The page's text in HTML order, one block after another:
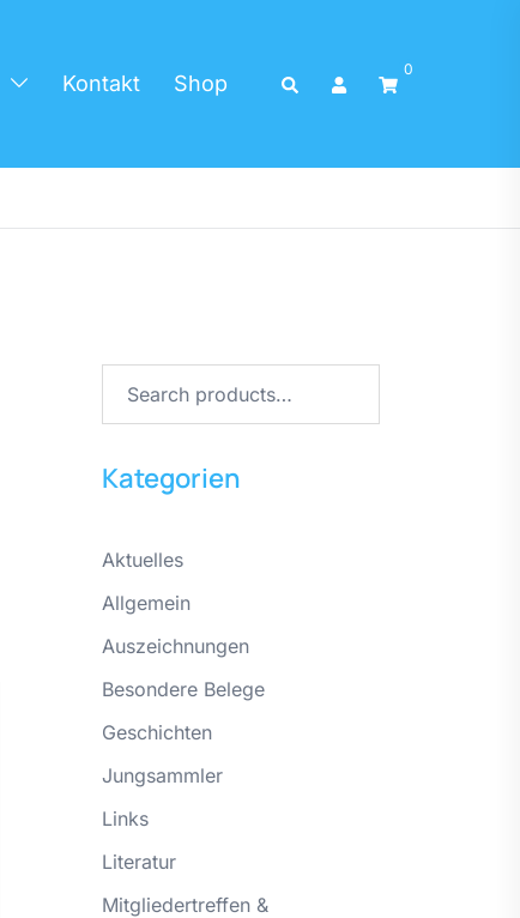
Kontakt Shop
0
Kategorien
Aktuelles
Allgemein
Auszeichnungen
Besondere Belege
Geschichten
Jungsammler
Links
Literatur
Mitgliedertreffen &